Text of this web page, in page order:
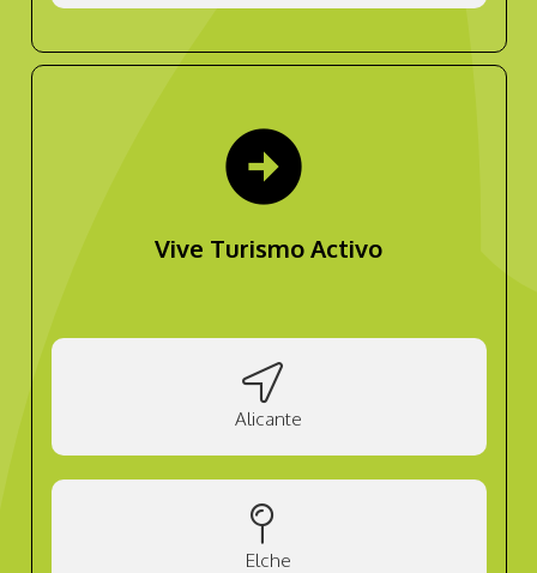
arrow_circle_right
Vive Turismo Activo
Alicante
Elche